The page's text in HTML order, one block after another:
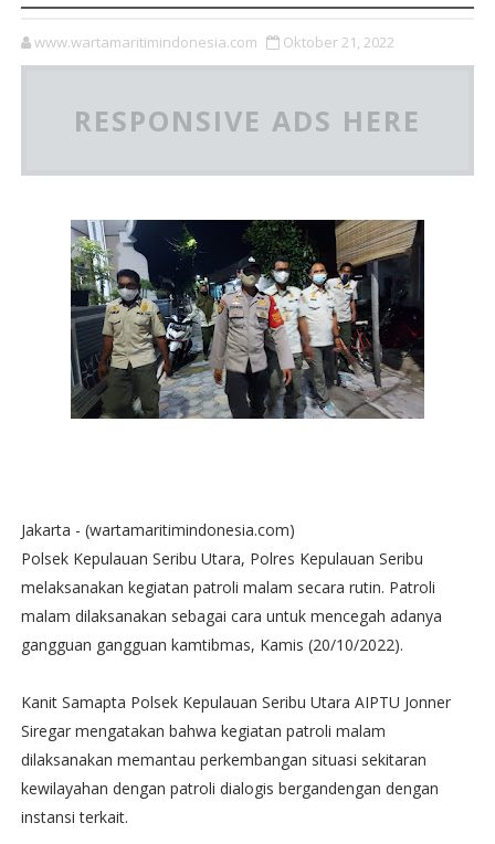
www.wartamaritimindonesia.com Oktober 21, 2022
RESPONSIVE ADS HERE
Jakarta - (wartamaritimindonesia.com)
Polsek Kepulauan Seribu Utara, Polres Kepulauan Seribu
melaksanakan kegiatan patroli malam secara rutin. Patroli
malam dilaksanakan sebagai cara untuk mencegah adanya
gangguan gangguan kamtibmas, Kamis (20/10/2022).
Kanit Samapta Polsek Kepulauan Seribu Utara AIPTU Jonner
Siregar mengatakan bahwa kegiatan patroli malam
dilaksanakan memantau perkembangan situasi sekitaran
kewilayahan dengan patroli dialogis bergandengan dengan
instansi terkait.